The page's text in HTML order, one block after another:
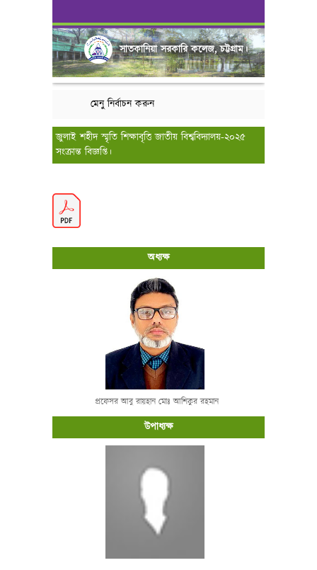
সাতকানিয়া সরকারি কলেজ, চট্টগ্রাম।
মেনু নির্বাচন করুন
জুলাই শহীদ স্মৃতি শিক্ষাবৃত্তি জাতীয় বিশ্ববিদ্যালয়-২০২৫
সংক্রান্ত বিজ্ঞপ্তি।
অধ্যক্ষ
প্রফেসর আবু রায়হান মোঃ আশিকুর রহমান
উপাধ্যক্ষ